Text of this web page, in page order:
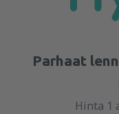
Parhaat
Hinta 1